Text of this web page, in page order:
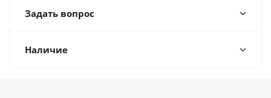
Задать вопрос
Наличие